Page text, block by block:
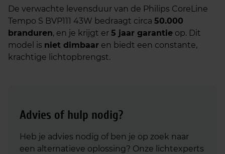
De verwachte levensduur van de Philips CoreLine
Tempo S BVP111 43W bedraagt circa 50.000
branduren, en je krijgt er 5 jaar garantie op. Dit
model is niet dimbaar en biedt een constante,
krachtige lichtopbrengst.
Advies of hulp nodig?
Heb je advies nodig of ben je op zoek naar
een alternatieve oplossing? Onze lichtexperts